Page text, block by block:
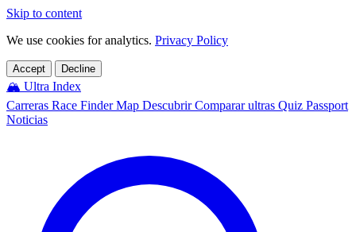
Skip to content
We use cookies for analytics. Privacy Policy
Accept Decline
🏔️ Ultra Index
Carreras Race FinderMap DescubrirComparar ultras Quiz Passport
Noticias